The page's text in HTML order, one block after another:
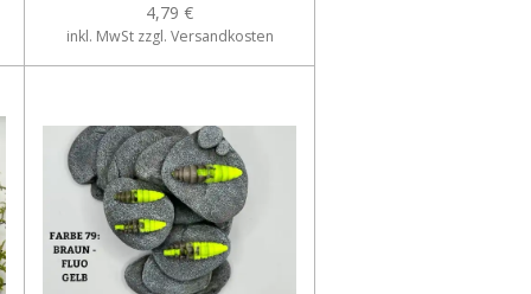
4,79 €
inkl. MwSt zzgl. Versandkosten